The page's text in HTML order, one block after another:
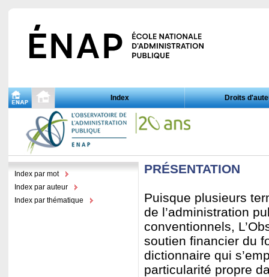
Index Droits
Index par mot
Index par auteur
Index par thématique
PRÉSENTATION
Puisque plusieurs
de l’administration
conventionnels,
soutien financier du
dictionnaire qui
particularité propre